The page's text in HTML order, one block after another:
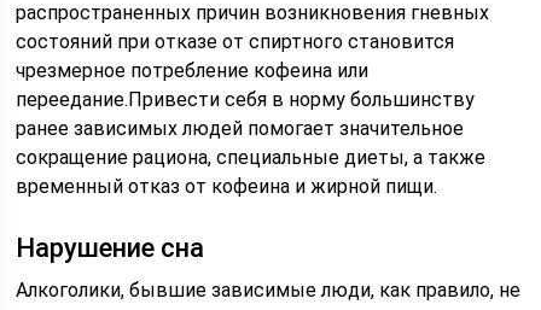
распространенных причин возникновения гневных
состояний при отказе от спиртного становится
чрезмерное потребление кофеина или
переедание.Привести себя в норму большинству
ранее зависимых людей помогает значительное
сокращение рациона, специальные диеты, а также
временный отказ от кофеина и жирной пищи.
Нарушение сна
Алкоголики, бывшие зависимые люди, как правило, не